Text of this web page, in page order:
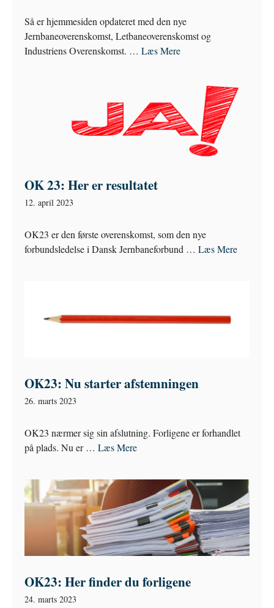
Så er hjemmesiden opdateret med den nye
Jernbaneoverenskomst, Letbaneoverenskomst og
Industriens Overenskomst. … Læs Mere
OK 23: Her er resultatet
12. april 2023
OK23 er den første overenskomst, som den nye
forbundsledelse i Dansk Jernbaneforbund … Læs Mere
OK23: Nu starter afstemningen
26. marts 2023
OK23 nærmer sig sin afslutning. Forligene er forhandlet
på plads. Nu er … Læs Mere
OK23: Her finder du forligene
24. marts 2023